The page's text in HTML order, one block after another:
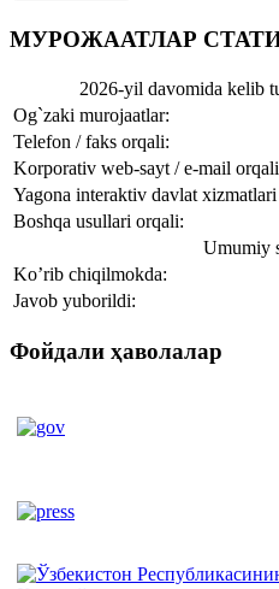
МУРОЖААТЛАР
2026-yil davomida kelib
Og`zaki murojaatlar:
Telefon / faks orqali:
Korporativ web-sayt / e-mail orqali
Yagona interaktiv davlat
Boshqa usullari orqali:
Umumiy
Ko’rib chiqilmokda:
Javob yuborildi:
Фойдали ҳаволалар